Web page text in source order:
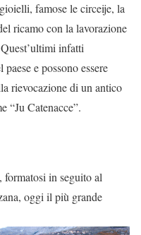
famose le circeije, la
ricamo con la lavorazione
infatti
e possono essere
rievocazione di un antico
“Ju Catenacce”.
in seguito al
oggi il più grande